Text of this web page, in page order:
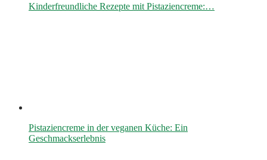
Kinderfreundliche Rezepte mit Pistaziencreme:…
Pistaziencreme in der veganen Küche: Ein
Geschmackserlebnis